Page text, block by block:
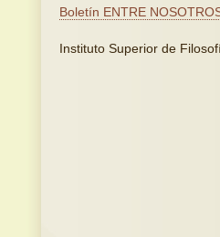
Boletín ENTRE
Instituto Superior de